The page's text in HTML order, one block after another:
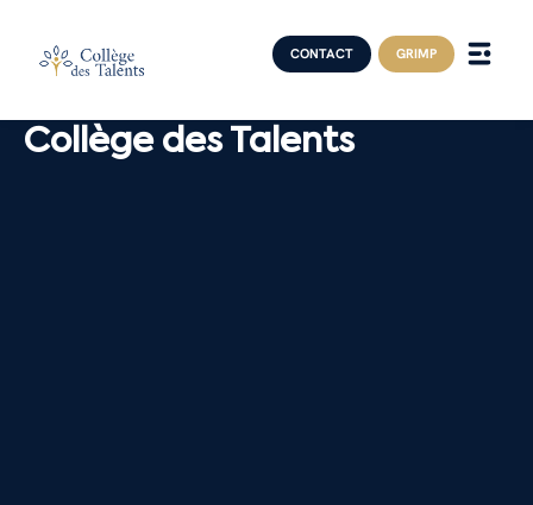
CONTACT GRIMP
Collège des Talents